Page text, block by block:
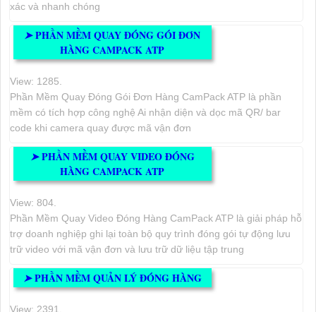
xác và nhanh chóng
➤PHẦN MỀM QUAY ĐÓNG GÓI ĐƠN
HÀNG CAMPACK ATP
View: 1285.
Phần Mềm Quay Đóng Gói Đơn Hàng CamPack ATP là phần
mềm có tích hợp công nghệ Ai nhận diện và dọc mã QR/ bar
code khi camera quay được mã vận đơn
➤PHẦN MỀM QUAY VIDEO ĐÓNG
HÀNG CAMPACK ATP
View: 804.
Phần Mềm Quay Video Đóng Hàng CamPack ATP là giải pháp hỗ
trợ doanh nghiệp ghi lại toàn bộ quy trình đóng gói tự động lưu
trữ video với mã vận đơn và lưu trữ dữ liệu tập trung
➤PHẦN MỀM QUẢN LÝ ĐÓNG HÀNG
View: 2391.